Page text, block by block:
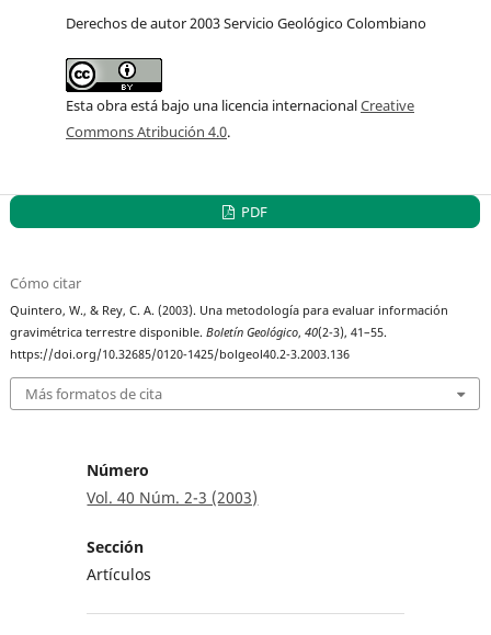
Derechos de autor 2003 Servicio Geológico Colombiano
Esta obra está bajo una licencia internacionalCreative
Commons Atribución 4.0.
PDF
Cómo citar
Quintero, W., & Rey, C. A. (2003). Una metodología para evaluar información
gravimétrica terrestre disponible.Boletín Geológico,40(2-3), 41–55.
https://doi.org/10.32685/0120-1425/bolgeol40.2-3.2003.136
Más formatos de cita
Número
Vol. 40 Núm. 2-3 (2003)
Sección
Artículos